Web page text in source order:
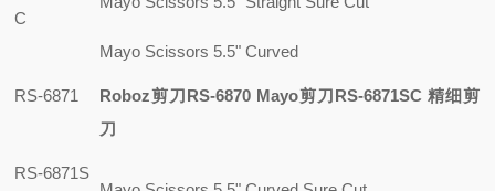
C
RS-6871
Mayo Scissors 5.5" Curved
Roboz剪刀RS-6870 Mayo剪刀RS-6871SC 精细剪
刀
RS-6871S